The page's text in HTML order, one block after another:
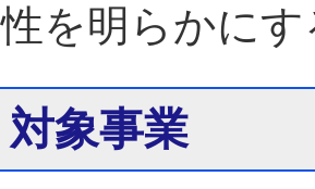
性を明らかに
対象事業